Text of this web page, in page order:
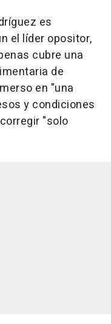
es
el líder opositor,
cubre una
de
en "una
y condiciones
"solo